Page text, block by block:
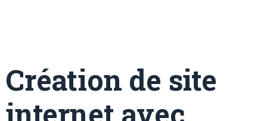
Création de site